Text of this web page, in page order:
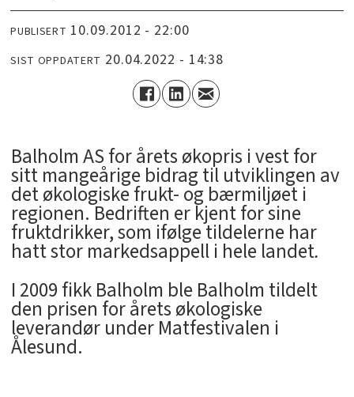
PUBLISERT 10.09.2012 - 22:00
SIST OPPDATERT 20.04.2022 - 14:38
Balholm AS for årets økopris i vest for
sitt mangeårige bidrag til utviklingen av
det økologiske frukt- og bærmiljøet i
regionen. Bedriften er kjent for sine
fruktdrikker, som ifølge tildelerne har
hatt stor markedsappell i hele landet.
I 2009 fikk Balholm ble Balholm tildelt
den prisen for årets økologiske
leverandør under Matfestivalen i
Ålesund.